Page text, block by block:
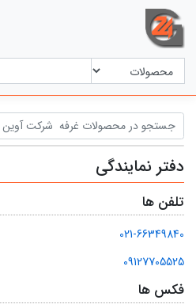
دفتر نمایندگی
تلفن ها
021-66349840
09127705525
فکس ها